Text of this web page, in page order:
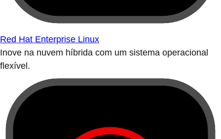
Red Hat Enterprise Linux
Inove na nuvem híbrida com um sistema operacional
flexível.